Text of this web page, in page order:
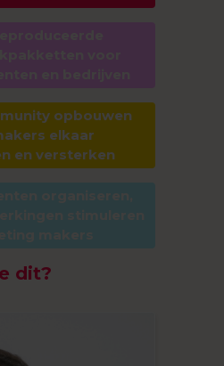
opbouwen
elkaar
en versterken
dit?